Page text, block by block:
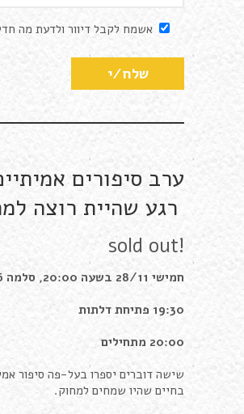
אשמח לקבל דיוור ולדעת מה
ערב סיפורים
רגע שהיית רוצה
sold out!
חמישי 28/11 בשעה 20:00, סלמה 6, תל אביב
19:30 פתיחת דלתות
20:00 מתחילים
שישה דוברים יספרו בעל-פה סיפור
בחיים שהיו שמחים למחוק.